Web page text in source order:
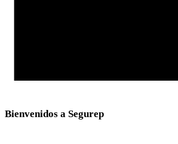
Bienvenidos a Segurep